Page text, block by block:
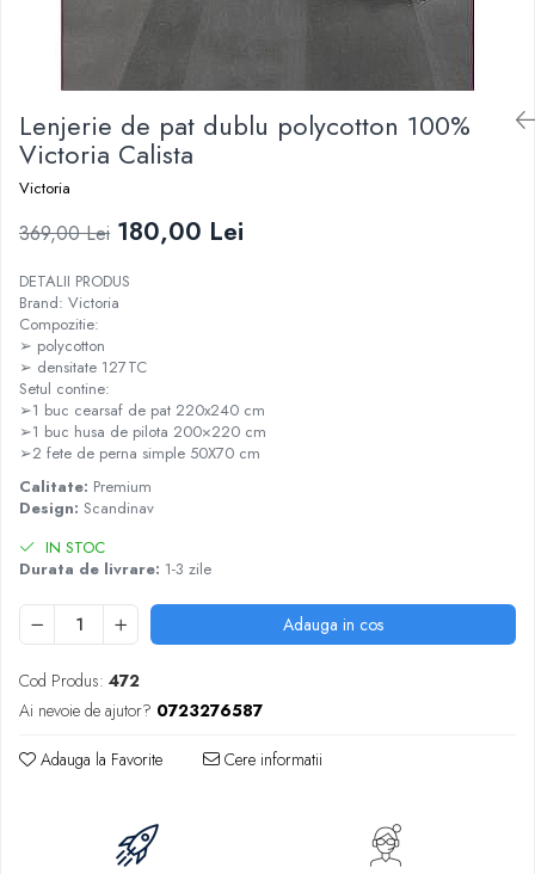
Lenjerie de pat dublu polycotton 100%
Victoria Calista
Victoria
369,00 Lei 180,00 Lei
DETALII PRODUS
Brand: Victoria
Compozitie:
➢ polycotton
➢ densitate 127TC
Setul contine:
➢1 buc cearsaf de pat 220x240 cm
➢1 buc husa de pilota 200×220 cm
➢2 fete de perna simple 50X70 cm
Calitate: Premium
Design: Scandinav
IN STOC
Durata de livrare: 1-3 zile
Adauga in cos
Cod Produs: 472
Ai nevoie de ajutor? 0723276587
Adauga la Favorite Cere informatii